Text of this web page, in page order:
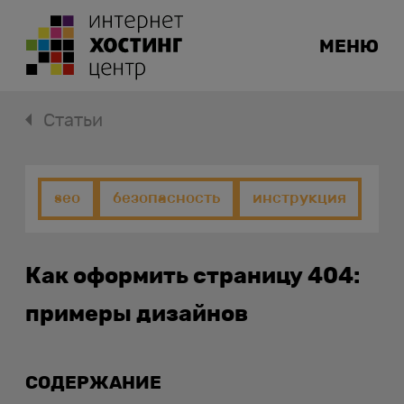
МЕНЮ
Статьи
seo безопасность инструкция
Как оформить страницу 404:
примеры дизайнов
СОДЕРЖАНИЕ